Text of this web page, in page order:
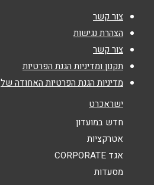
טלפון*
אימייל*
נושא*
אנא חזרו אלי בקשר ל...
הודעה
צור קשר
הצהרת נגישות
צור קשר
תקנון ומדיניות הגנת הפרטיות
מדיניות הגנת הפרטיות האחודה של
ישראכרט
חדש במועדון
אטרקציות
אגד CORPORATE
מסעדות